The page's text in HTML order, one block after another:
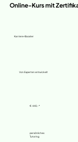
€ 440,- *
persönliches
Tutoring
Online-Kurs mit
Karriere-Booster
Von Experten entwickelt